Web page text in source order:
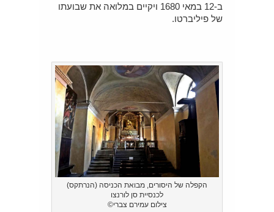
ב-12 במאי 1680 ויקיים במלואה את שבועתו
של פיליברטו.
הקפלה של היסורים, מבואת הכניסה (הנרתקס)
לכנסיית סן לורנצו
צילום עמירם צברי©